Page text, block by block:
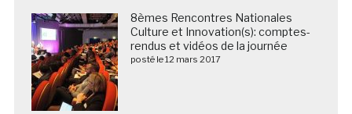
8èmes Rencontres Nationales
Culture et Innovation(s): comptes-
rendus et vidéos de la journée
posté le 12 mars 2017